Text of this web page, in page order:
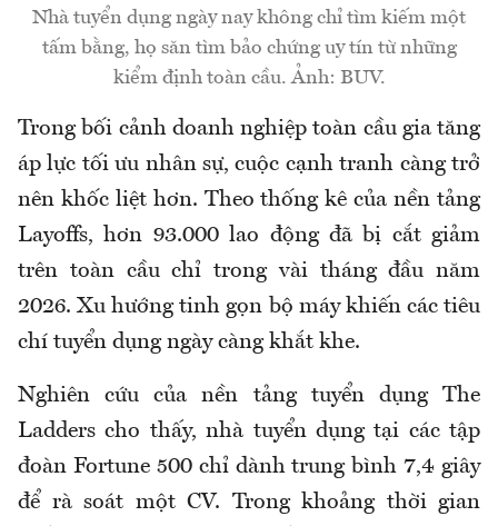
Nhà tuyển dụng ngày nay không chỉ tìm kiếm một
tấm bằng, họ săn tìm bảo chứng uy tín từ những
kiểm định toàn cầu. Ảnh: BUV.
Trong bối cảnh doanh nghiệp toàn cầu gia tăng
áp lực tối ưu nhân sự, cuộc cạnh tranh càng trở
nên khốc liệt hơn. Theo thống kê của nền tảng
Layoffs, hơn 93.000 lao động đã bị cắt giảm
trên toàn cầu chỉ trong vài tháng đầu năm
2026. Xu hướng tinh gọn bộ máy khiến các tiêu
chí tuyển dụng ngày càng khắt khe.
Nghiên cứu của nền tảng tuyển dụng The
Ladders cho thấy, nhà tuyển dụng tại các tập
đoàn Fortune 500 chỉ dành trung bình 7,4 giây
để rà soát một CV. Trong khoảng thời gian